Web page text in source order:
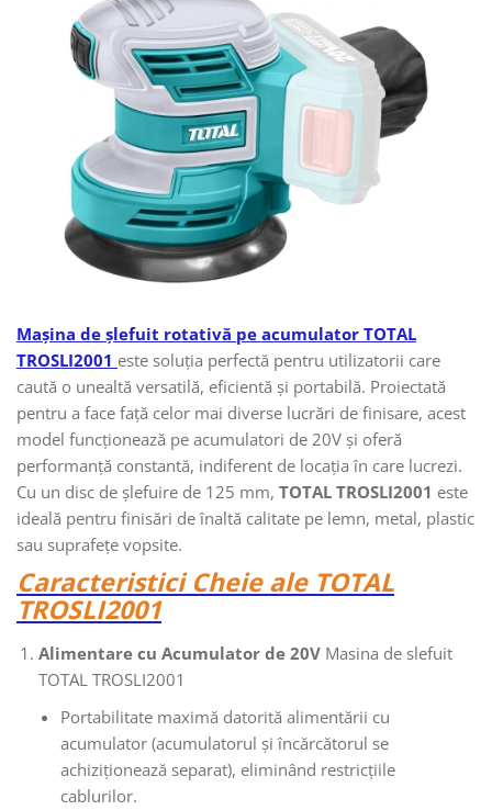
Mașina de șlefuit rotativă pe acumulator TOTAL
TROSLI2001 este soluția perfectă pentru utilizatorii care
caută o unealtă versatilă, eficientă și portabilă. Proiectată
pentru a face față celor mai diverse lucrări de finisare, acest
model funcționează pe acumulatori de 20V și oferă
performanță constantă, indiferent de locația în care lucrezi.
Cu un disc de șlefuire de 125 mm, TOTAL TROSLI2001 este
ideală pentru finisări de înaltă calitate pe lemn, metal, plastic
sau suprafețe vopsite.
Caracteristici Cheie ale TOTAL
TROSLI2001
Alimentare cu Acumulator de 20V Masina de slefuit
TOTAL TROSLI2001
Portabilitate maximă datorită alimentării cu
acumulator (acumulatorul și încărcătorul se
achiziționează separat), eliminând restricțiile
cablurilor.